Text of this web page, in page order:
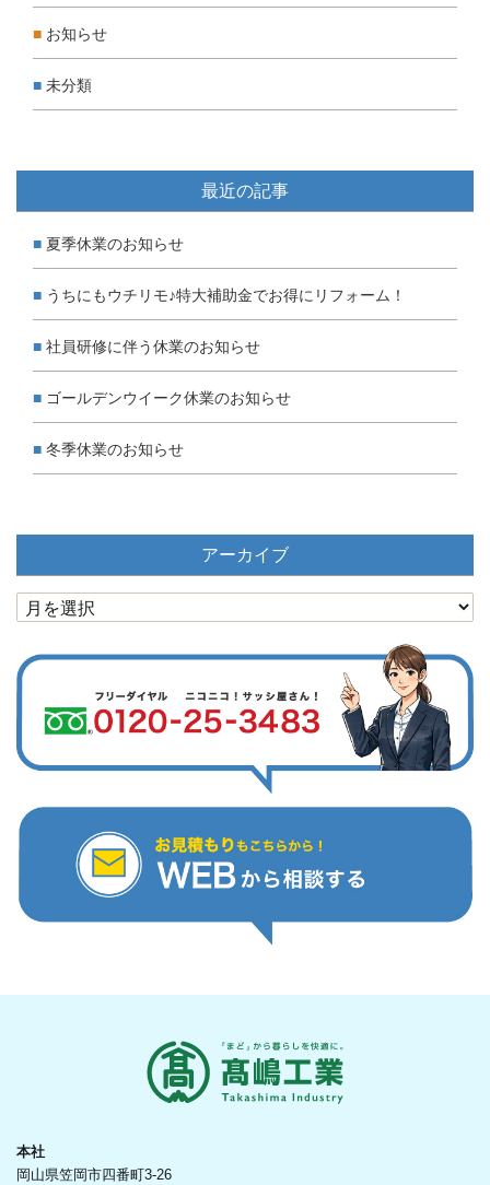
お知らせ
未分類
最近の記事
夏季休業のお知らせ
うちにもウチリモ♪特大補助金でお得にリフォーム！
社員研修に伴う休業のお知らせ
ゴールデンウイーク休業のお知らせ
冬季休業のお知らせ
アーカイブ
ア
カ
本社
岡山県笠岡市四番町3-26